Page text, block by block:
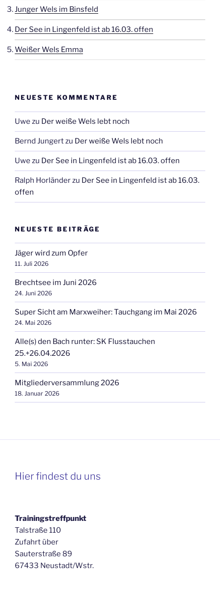
Junger Wels im Binsfeld
Der See in Lingenfeld ist ab 16.03. offen
Weißer Wels Emma
NEUESTE KOMMENTARE
Uwe zu Der weiße Wels lebt noch
Bernd Jungertzu Der weiße Wels lebt noch
Uwe zu Der See in Lingenfeld ist ab 16.03. offen
Ralph Horländerzu Der See in Lingenfeld ist ab 16.03.
offen
NEUESTE BEITRÄGE
Jäger wird zum Opfer
11. Juli 2026
Brechtsee im Juni 2026
24. Juni 2026
Super Sicht am Marxweiher: Tauchgang im Mai 2026
24. Mai 2026
Alle(s) den Bach runter: SK Flusstauchen
25.+26.04.2026
5. Mai 2026
Mitgliederversammlung 2026
18. Januar 2026
Hier findest du uns
Trainingstreffpunkt
Talstraße 110
Zufahrt über
Sauterstraße 89
67433 Neustadt/Wstr.